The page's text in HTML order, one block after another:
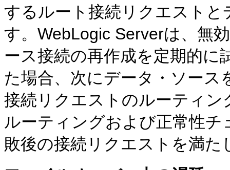
するルート接続リクエスト
す。WebLogic Serverは、無
ース接続の再作成を定期的に
た場合、次にデータ・ソー
接続リクエストのルーティ
ルーティングおよび正常性
敗後の接続リクエストを満た